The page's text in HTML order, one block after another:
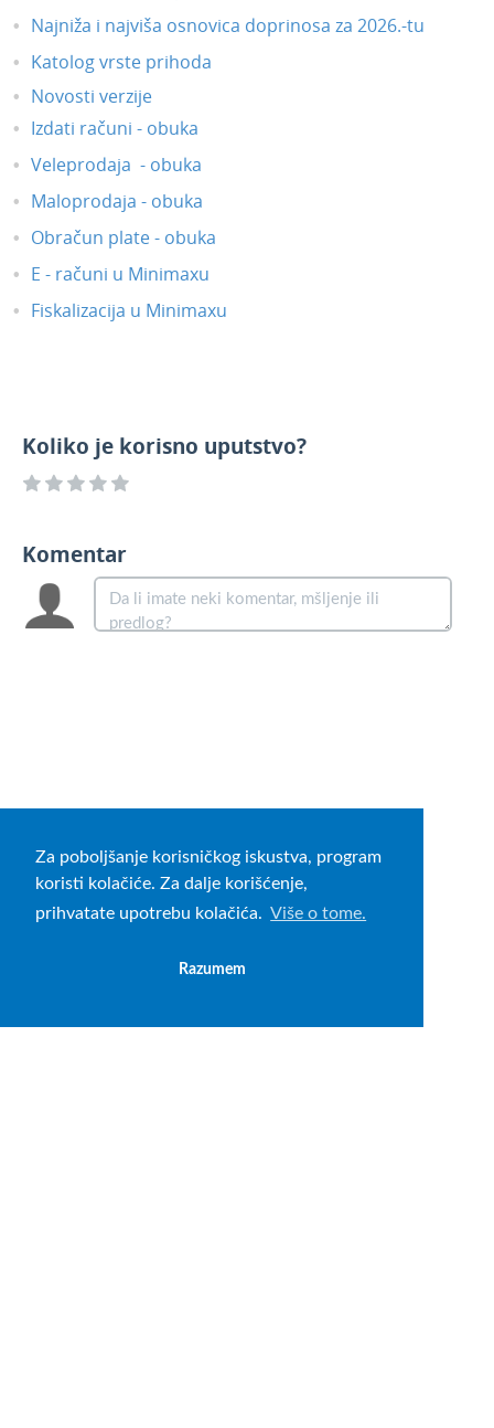
Za poboljšanje korisničkog iskustva, program
koristi kolačiće. Za dalje korišćenje,
prihvatate upotrebu kolačića. Više o tome.
Razumem
Najniža i najviša osnovica doprinosa za 2026.-tu
Katolog vrste prihoda
Novosti verzije
Izdati računi - obuka
Veleprodaja - obuka
Maloprodaja - obuka
Obračun plate - obuka
E - računi u Minimaxu
Fiskalizacija u Minimaxu
Koliko je korisno uputstvo?
Komentar